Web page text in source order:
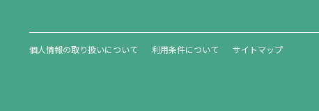
個人情報の取り扱いについて 利用条件について サイトマップ